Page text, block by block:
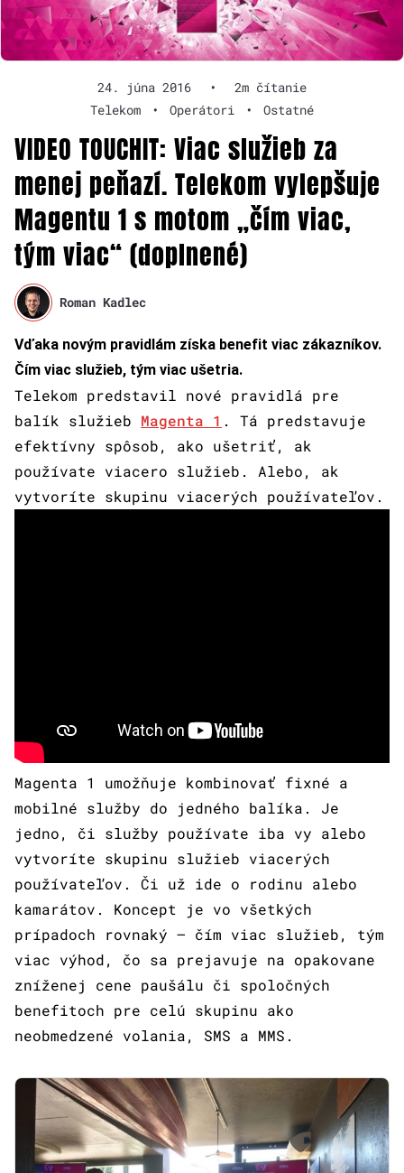
24. júna 2016 •
2m čítanie
Telekom
• Operátori • Ostatné
VIDEO TOUCHIT: Viac služieb za
menej peňazí. Telekom vylepšuje
Magentu 1 s motom „čím viac,
tým viac“ (doplnené)
Roman Kadlec
Vďaka novým pravidlám získa benefit viac zákazníkov.
Čím viac služieb, tým viac ušetria.
Telekom predstavil nové pravidlá pre
balík služieb Magenta 1 . Tá predstavuje
efektívny spôsob, ako ušetriť, ak
používate viacero služieb. Alebo, ak
vytvoríte skupinu viacerých používateľov.
Magenta 1 umožňuje kombinovať fixné a
mobilné služby do jedného balíka. Je
jedno, či služby používate iba vy alebo
vytvoríte skupinu služieb viacerých
používateľov. Či už ide o rodinu alebo
kamarátov. Koncept je vo všetkých
prípadoch rovnaký – čím viac služieb, tým
viac výhod, čo sa prejavuje na opakovane
zníženej cene paušálu či spoločných
benefitoch pre celú skupinu ako
neobmedzené volania, SMS a MMS.